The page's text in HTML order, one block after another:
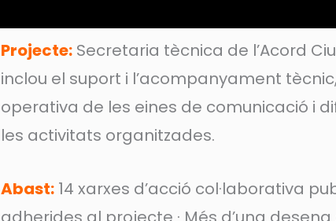
Projecte:Secretaria tècnica de l’Acord
inclou el suport i l’acompanyament
operativa de les eines de comunicació i
les activitats organitzades.
Abast: 14 xarxes d’acció col·laborativa